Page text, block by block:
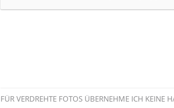
FÜR VERDREHTE FOTOS ÜBERNEHME ICH KEINE